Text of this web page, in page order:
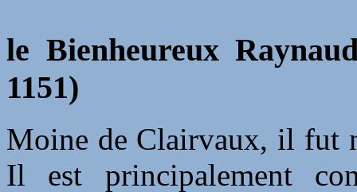
le Bienheureux
1151)
Moine de Clairvaux, il fut
Il est principalement